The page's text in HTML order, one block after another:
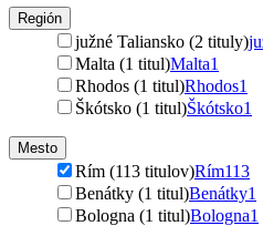
Región
južné Taliansko (2 tituly)
Malta (1 titul)Malta1
Rhodos (1 titul)Rhodos1
Škótsko (1 titul)Škótsko1
Mesto
Rím (113 titulov)Rím113
Benátky (1 titul)Benátky1
Bologna (1 titul)Bologna1